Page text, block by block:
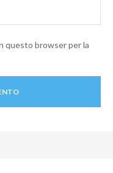
questo browser per la